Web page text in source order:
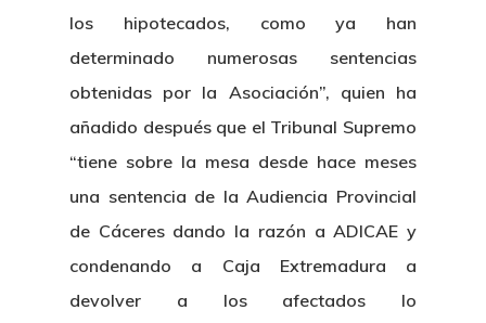
los hipotecados, como ya han
determinado numerosas sentencias
obtenidas por la Asociación”, quien ha
añadido después que el Tribunal Supremo
“tiene sobre la mesa desde hace meses
una sentencia de la Audiencia Provincial
de Cáceres dando la razón a ADICAE y
condenando a Caja Extremadura a
devolver a los afectados lo